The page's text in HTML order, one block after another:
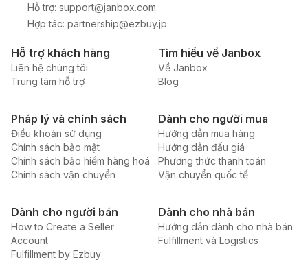
Hỗ trợ: support@janbox.com
Hợp tác: partnership@ezbuy.jp
Hỗ trợ khách hàng
Liên hệ chúng tôi
Trung tâm hỗ trợ
Tìm hiểu về Janbox
Về Janbox
Blog
Pháp lý và chính sách
Điều khoản sử dụng
Chính sách bảo mật
Chính sách bảo hiểm hàng hoá
Chính sách vận chuyển
Dành cho người mua
Hướng dẫn mua hàng
Hướng dẫn đấu giá
Phương thức thanh toán
Vận chuyển quốc tế
Dành cho người bán
How to Create a Seller
Account
Fulfillment by Ezbuy
Dành cho nhà bán
Hướng dẫn dành cho nhà bán
Fulfillment và Logistics